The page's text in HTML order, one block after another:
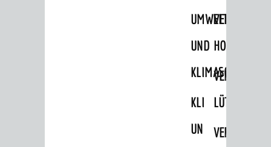
UMWELT-
UND
KLIMASCHUTZ
KLIMASCHUTZ
UND